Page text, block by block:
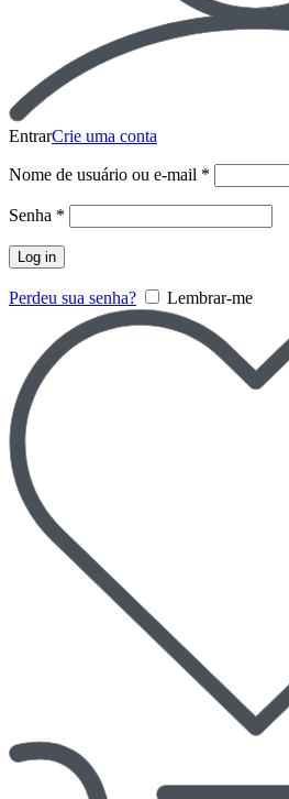
EntrarCrie uma conta
Nome de usuário ou e-mail *
Senha *
Log in
Perdeu sua senha? Lembrar-me